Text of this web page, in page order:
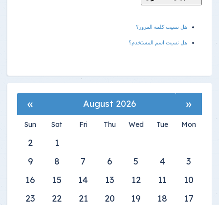
هل نسيت كلمة المرور؟
هل نسيت اسم المستخدم؟
«
August 2026
»
Mon
Tue
Wed
Thu
Fri
Sat
Sun
1
2
3
4
5
6
7
8
9
10
11
12
13
14
15
16
17
18
19
20
21
22
23